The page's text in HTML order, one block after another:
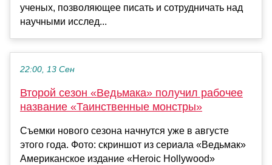
ученых, позволяющее писать и сотрудничать над
научными исслед...
22:00, 13 Сен
Второй сезон «Ведьмака» получил рабочее
название «Таинственные монстры»
Съемки нового сезона начнутся уже в августе
этого года. Фото: скриншот из сериала «Ведьмак»
Американское издание «Heroic Hollywood»